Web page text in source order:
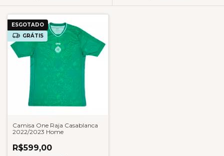
ESGOTADO
GRÁTIS
Camisa One Raja Casablanca
2022/2023 Home
R$599,00